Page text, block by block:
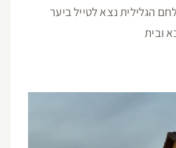
הגלילית נצא לטייל ביער
ובית